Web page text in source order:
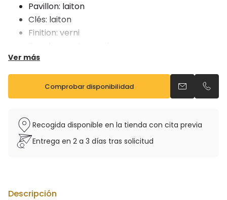
Pavillon: laiton
Clés: laiton
Finition: verni
Vendu avec étui sac à dos et bec
Ver más
Comprobar disponibilidad Enviar un
Recogida disponible en la tienda con cita previa
Entrega en 2 a 3 días tras solicitud
Descripción